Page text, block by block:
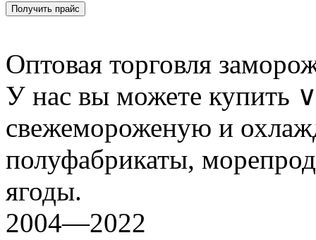
Получить прайс
Оптовая торговля
У нас вы можете купить
свежемороженую и
полуфабрикаты,
ягоды.
2004—2022